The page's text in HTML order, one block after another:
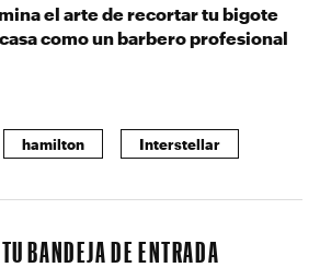
el arte de recortar tu bigote
como un barbero profesional
hamilton Interstellar
BANDEJA DE ENTRADA